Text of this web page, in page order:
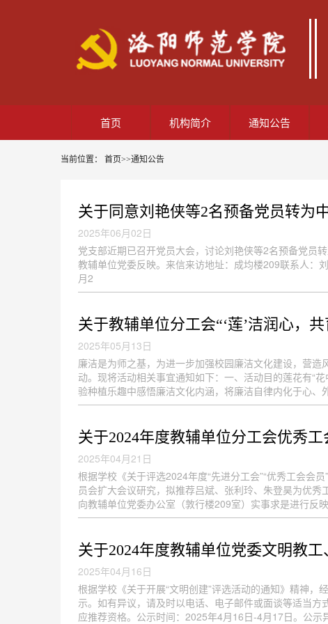
首页 机构简介 通知公告
当前位置： 首页>>通知公告
关于同意刘艳侠等2名预备党员转为
2025年06月02日
党支部近期已召开党员大会，讨论刘艳侠等2名预备党员
教辅单位党委反映。来信来访地址：成均楼209联系人
月2
关于教辅单位分工会“‘莲’洁润心，
2025年05月13日
廉洁是为师之基，为进一步加强校园廉洁文化建设，营造
动。现将活动相关事宜通知如下：一、活动目的莲花有“
验种植乐趣中感悟廉洁文化内涵，将廉洁自律内化于心、
关于2024年度教辅单位分工会优秀
2025年04月21日
根据学校《关于评选2024年度“先进分工会”“优秀工会会
员会扩大会议研究，拟推荐吕斌、张利玲、朱登昊为优
向教辅单位党委办公室（敦行楼209室）实事求是进行反
关于2024年度教辅单位党委文明教
2025年04月16日
根据学校《关于开展“文明创建”评选活动的通知》精神
示。如有异议，请及时以电话、电子邮件或面谈等适当
应推荐资格。公示时间：2025年4月16日-4月17日。公示